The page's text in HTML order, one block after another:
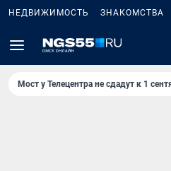
НЕДВИЖИМОСТЬ ЗНАКОМСТВА
Мост у Телецентра не сдадут к 1